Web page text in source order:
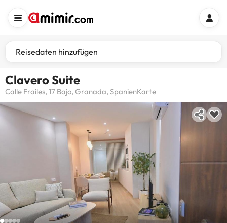
Reisedaten hinzufügen
Clavero Suite
Calle Frailes, 17 Bajo, Granada, SpanienKarte